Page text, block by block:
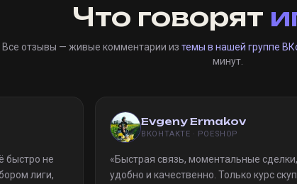
Что говорят
Все отзывы — живые комментарии из темы в нашей группе
минут.
быстро не
лиги,
Evgeny Ermakov
ВКОНТАКТЕ · POESHOP
«Быстрая связь, моментальные
удобно и качественно. Только курс